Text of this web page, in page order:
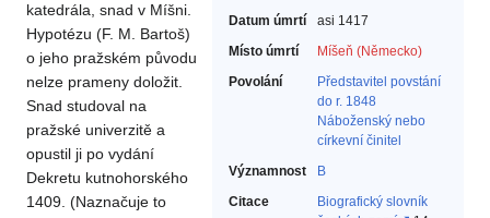
Datum úmrtí
asi 1417
Místo úmrtí
Míšeň (Německo)
Povolání
Představitel povstání
do r. 1848‎
Náboženský nebo
církevní činitel‎
Významnost
B
Citace
Biografický slovník
katedrála, snad v Míšni.
Hypotézu (F. M. Bartoš)
o jeho pražském původu
nelze prameny doložit.
Snad studoval na
pražské univerzitě a
opustil ji po vydání
Dekretu kutnohorského
1409. (Naznačuje to